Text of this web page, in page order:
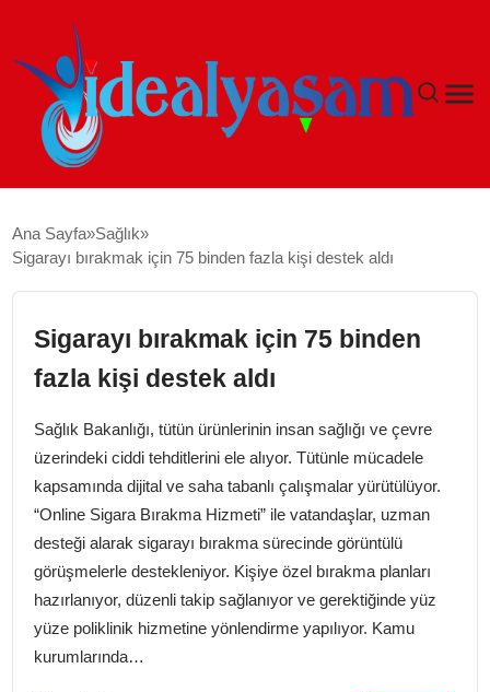
GÜNDEM
EKONOMI
İDEAL YAŞAM
İDEAL SPOR
YAŞAM
MAGAZIN
Ana Sayfa Sağlık
Sigarayı bırakmak için 75 binden fazla kişi destek aldı
Sigarayı bırakmak için 75 binden
fazla kişi destek aldı
Sağlık Bakanlığı, tütün ürünlerinin insan sağlığı ve çevre
üzerindeki ciddi tehditlerini ele alıyor. Tütünle mücadele
kapsamında dijital ve saha tabanlı çalışmalar yürütülüyor.
“Online Sigara Bırakma Hizmeti” ile vatandaşlar, uzman
desteği alarak sigarayı bırakma sürecinde görüntülü
görüşmelerle destekleniyor. Kişiye özel bırakma planları
hazırlanıyor, düzenli takip sağlanıyor ve gerektiğinde yüz
yüze poliklinik hizmetine yönlendirme yapılıyor. Kamu
kurumlarında…